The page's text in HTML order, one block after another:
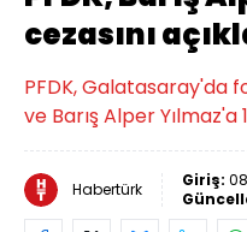
cezasını
PFDK, Galatasaray'da
ve Barış Alper
Habertürk Giriş: